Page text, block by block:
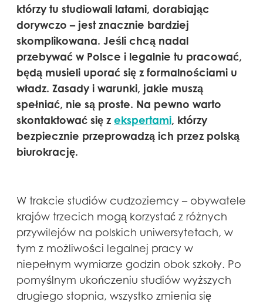
którzy tu studiowali latami, dorabiając
dorywczo – jest znacznie bardziej
skomplikowana. Jeśli chcą nadal
przebywać w Polsce i legalnie tu pracować,
będą musieli uporać się z formalnościami u
władz. Zasady i warunki, jakie muszą
spełniać, nie są proste. Na pewno warto
skontaktować się z ekspertami, którzy
bezpiecznie przeprowadzą ich przez polską
biurokrację.
W trakcie studiów cudzoziemcy – obywatele
krajów trzecich mogą korzystać z różnych
przywilejów na polskich uniwersytetach, w
tym z możliwości legalnej pracy w
niepełnym wymiarze godzin obok szkoły. Po
pomyślnym ukończeniu studiów wyższych
drugiego stopnia, wszystko zmienia się